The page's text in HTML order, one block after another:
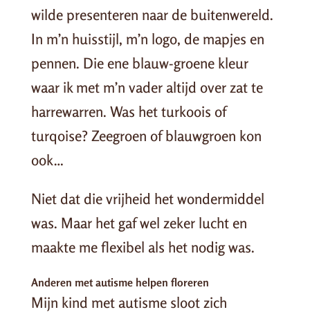
wilde presenteren naar de buitenwereld.
In m’n huisstijl, m’n logo, de mapjes en
pennen. Die ene blauw-groene kleur
waar ik met m’n vader altijd over zat te
harrewarren. Was het turkoois of
turqoise? Zeegroen of blauwgroen kon
ook…
Niet dat die vrijheid het wondermiddel
was. Maar het gaf wel zeker lucht en
maakte me flexibel als het nodig was.
Anderen met autisme helpen floreren
Mijn kind met autisme sloot zich